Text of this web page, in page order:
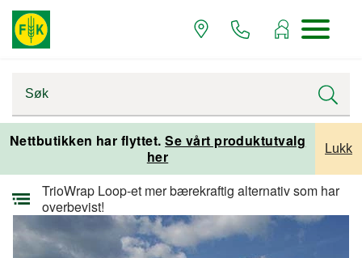
Nettbutikken har flyttet.Se vårt produktutvalg
her
Lukk
Alle artikler
Alle artikler planteproduksjon
Alle artikler grovfôrproduksjon
TrioWrap Loop-et mer bærekraftig alternativ som har
overbevist!